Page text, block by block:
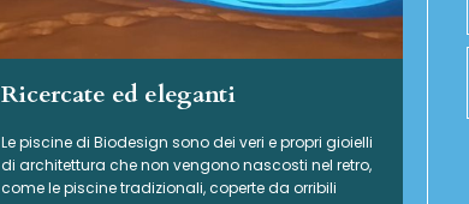
Ricercate ed eleganti
Le piscine di Biodesign sono dei veri e propri gioielli
di architettura che non vengono nascosti nel retro,
come le piscine tradizionali, coperte da orribili